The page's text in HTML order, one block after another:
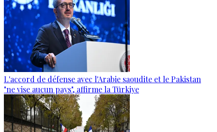
L'accord de défense avec l'Arabie saoudite et le Pakistan
"ne vise aucun pays", affirme la Türkiye